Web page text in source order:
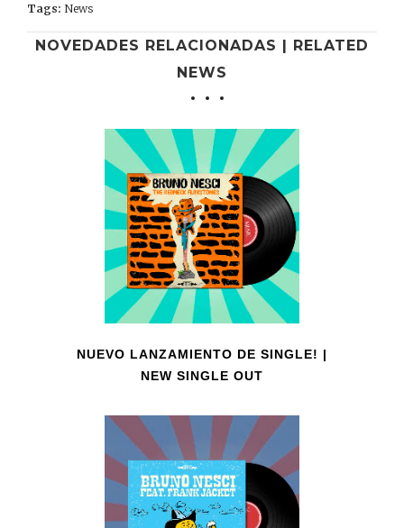
Tags: News
NOVEDADES RELACIONADAS | RELATED
NEWS
NUEVO LANZAMIENTO DE SINGLE! |
NEW SINGLE OUT